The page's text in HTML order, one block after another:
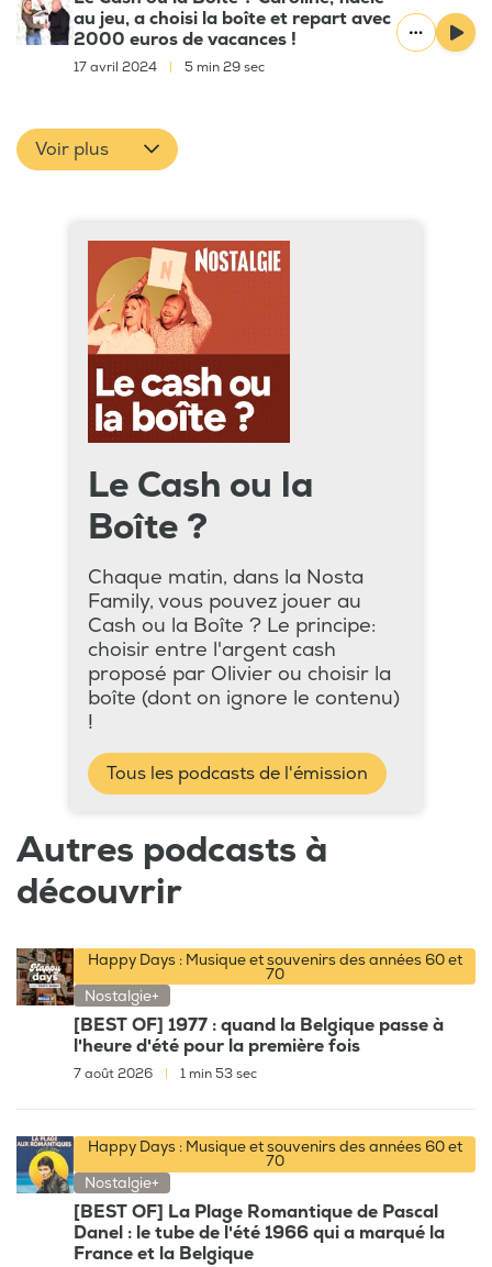
au jeu, a choisi la boîte et repart avec
2000 euros de vacances !
17 avril 2024 5 min 29 sec
Voir plus
Le Cash ou la
Boîte ?
Chaque matin, dans la Nosta
Family, vous pouvez jouer au
Cash ou la Boîte ? Le principe:
choisir entre l'argent cash
proposé par Olivier ou choisir la
boîte (dont on ignore le contenu)
!
Tous les podcasts de l'émission
Autres podcasts à
découvrir
Happy Days : Musique et souvenirs des années 60 et
70
Nostalgie+
[BEST OF] 1977 : quand la Belgique passe à
l'heure d'été pour la première fois
7 août 2026 1 min 53 sec
Happy Days : Musique et souvenirs des années 60 et
70
Nostalgie+
[BEST OF] La Plage Romantique de Pascal
Danel : le tube de l'été 1966 qui a marqué la
France et la Belgique